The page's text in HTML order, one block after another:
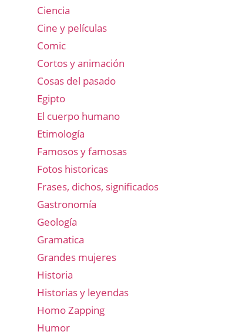
Ciencia
Cine y películas
Comic
Cortos y animación
Cosas del pasado
Egipto
El cuerpo humano
Etimología
Famosos y famosas
Fotos historicas
Frases, dichos, significados
Gastronomía
Geología
Gramatica
Grandes mujeres
Historia
Historias y leyendas
Homo Zapping
Humor